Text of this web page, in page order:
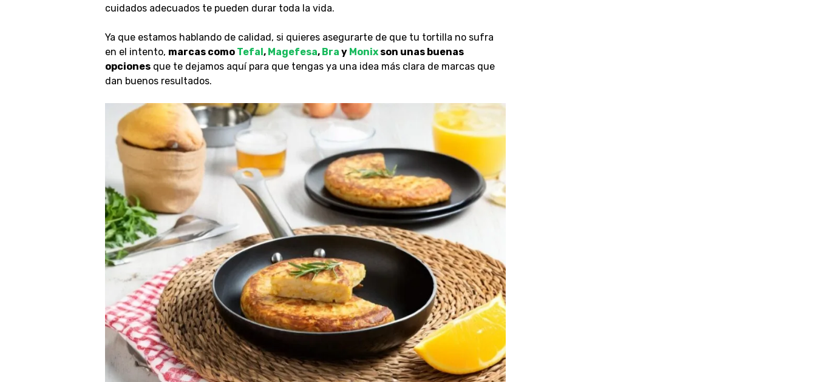
cuidados adecuados te pueden durar toda la vida.
Ya que estamos hablando de calidad, si quieres asegurarte de que tu tortilla no sufra
en el intento, marcas como Tefal, Magefesa, Bra y Monixson unas buenas
opcionesque te dejamos aquí para que tengas ya una idea más clara de marcas que
dan buenos resultados.